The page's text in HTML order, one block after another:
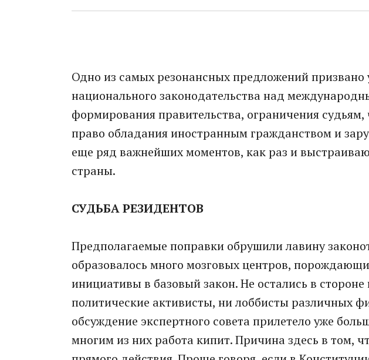
Одно из самых резонансных предложений призвано
национального законодательства над
формирования правительства, ограничения
право обладания иностранным гражданством и
еще ряд важнейших моментов, как раз и
страны.
СУДЬБА РЕЗИДЕНТОВ
Предполагаемые поправки обрушили лавину
образовалось много мозговых центров,
инициативы в базовый закон. Не остались в
политические активисты, ни лоббисты различных
обсуждение экспертного совета прилетело уже
многим из них работа кипит. Причина здесь в том,